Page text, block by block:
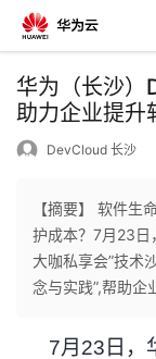
返
回
个
华为（长沙
助力企业提升
DevCloud 长沙
【摘要】 软件生
护成本？7月23日
大咖私享会”技术
念与实践”,帮助企
7月23日，